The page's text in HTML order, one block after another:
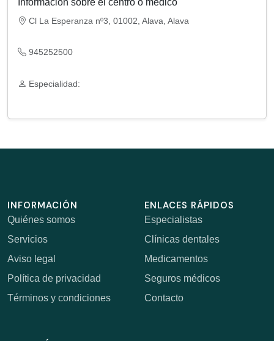
Información sobre el centro o médico
Cl La Esperanza nº3, 01002, Alava, Alava
945252500
Especialidad:
INFORMACIÓN
Quiénes somos
Servicios
Aviso legal
Política de privacidad
Términos y condiciones
ENLACES RÁPIDOS
Especialistas
Clínicas dentales
Medicamentos
Seguros médicos
Contacto